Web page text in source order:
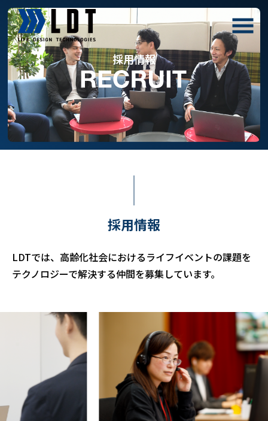
採用情報
採用情報
LDTでは、高齢化社会におけるライフイベントの課題を
テクノロジーで解決する仲間を募集しています。